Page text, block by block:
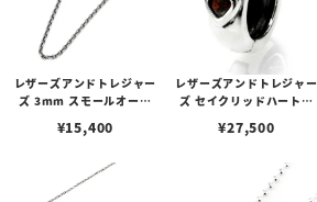
レザーズアンドトレジャー
ズ 3mm スモールオーバ
ブスタークラスプ＆LTロ
¥15,400
レザーズアンドトレジャー
ズ セイクリッドハートピ
¥27,500